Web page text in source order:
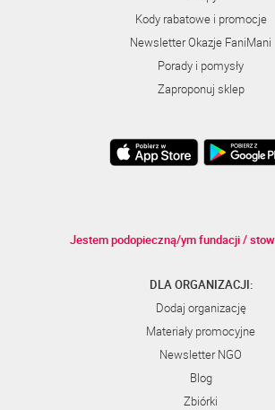
Kody rabatowe i promocje
Newsletter Okazje FaniMani
Porady i pomysły
Zaproponuj sklep
Jestem podopieczną/ym fundacji /
DLA ORGANIZACJI:
Dodaj organizację
Materiały promocyjne
Newsletter NGO
Blog
Zbiórki